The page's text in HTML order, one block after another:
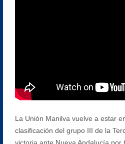
La Unión Manilva vuelve a estar
clasificación del grupo III de la
victoria ante Nueva Andalucía por